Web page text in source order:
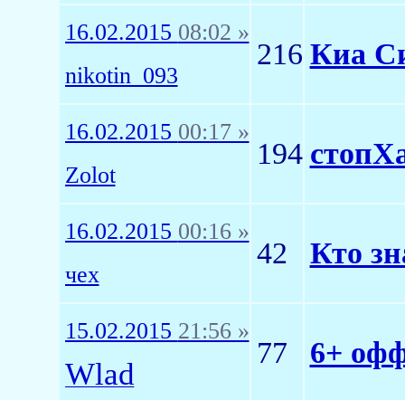
16.02.2015 08:02 »
nikotin_093
216 Киа
16.02.2015 00:17 »
Zolot
194
16.02.2015 00:16 »
чех
42 Кто
15.02.2015 21:56 »
Wlad
77 6+